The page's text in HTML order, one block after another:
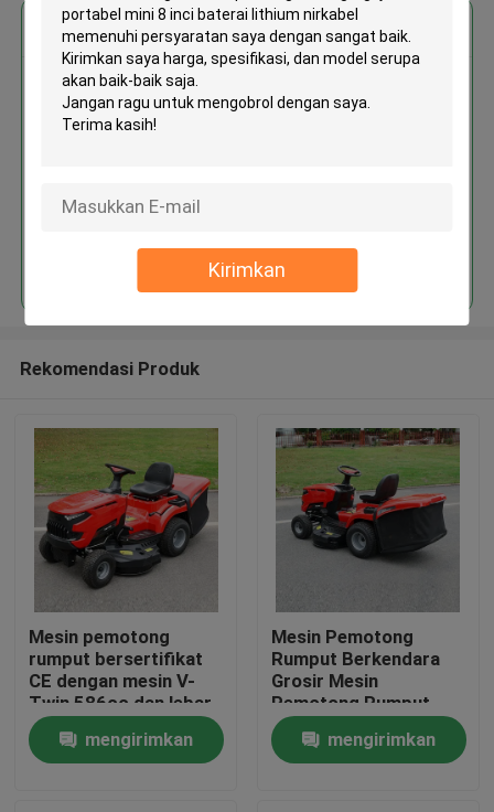
Kirimkan
Rumah
Produk
Dapatkan Harga Terbaik untuk
Satu tangan listrik pemangkasan
gergaji portabel mini 8 inci
Rekomendasi Produk
Mesin pemotong
rumput bersertifikat
CE dengan mesin V-
Twin 586cc dan lebar
pemotongan 40,2 inci
dengan pemotong
rumput 245L
mengirimkan
Mesin Pemotong
Rumput Berkendara
Grosir Mesin
Pemotong Rumput
Bensin Berkendara
EPA Disetujui Mesin
420cc Lebar Potong
mengirimkan